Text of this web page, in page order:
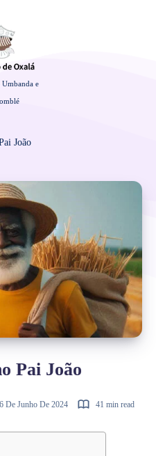
e
João
Pai João
6 De Junho De 2024 41 min read